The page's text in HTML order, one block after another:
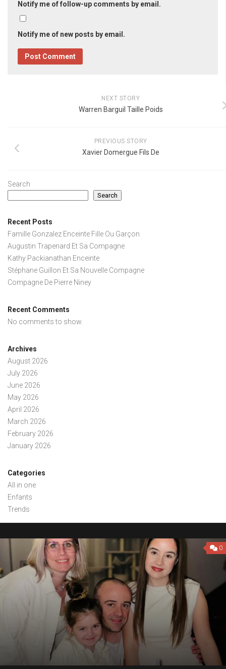
Notify me of follow-up comments by email.
Notify me of new posts by email.
NEXT STORY
Warren Barguil Taille Poids
PREVIOUS STORY
Xavier Domergue Fils De
Search
Search
Recent Posts
Famille Gonzalez Enceinte Fille Ou Garçon
Augustin Trapenard Et Sa Compagne
Kathy Packianathan Enceinte
Stéphane Guillon Et Sa Nouvelle Compagne
Compagne De Pierre Niney
Recent Comments
No comments to show.
Archives
August 2026
July 2026
June 2026
May 2026
April 2026
March 2026
February 2026
January 2026
Categories
All in one
Enfants
Trends
0